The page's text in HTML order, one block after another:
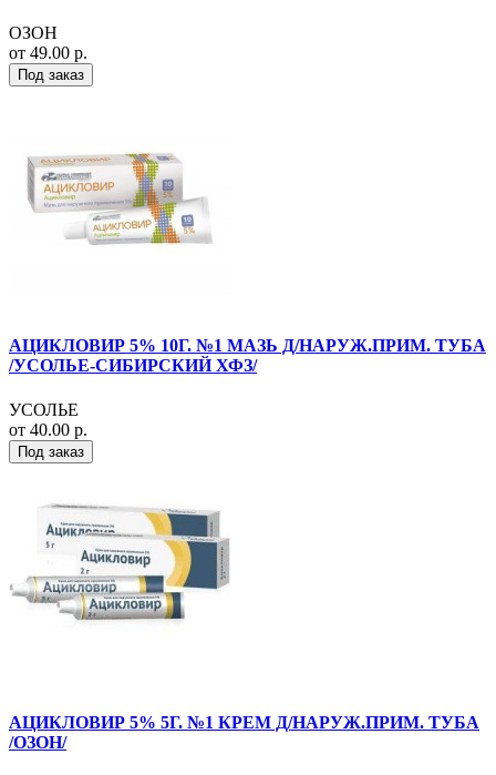
ОЗОН
от 49.00 р.
Под заказ
АЦИКЛОВИР 5% 10Г. №1 МАЗЬ Д/НАРУЖ.ПРИМ. ТУБА
/УСОЛЬЕ-СИБИРСКИЙ ХФЗ/
УСОЛЬЕ
от 40.00 р.
Под заказ
АЦИКЛОВИР 5% 5Г. №1 КРЕМ Д/НАРУЖ.ПРИМ. ТУБА
/ОЗОН/